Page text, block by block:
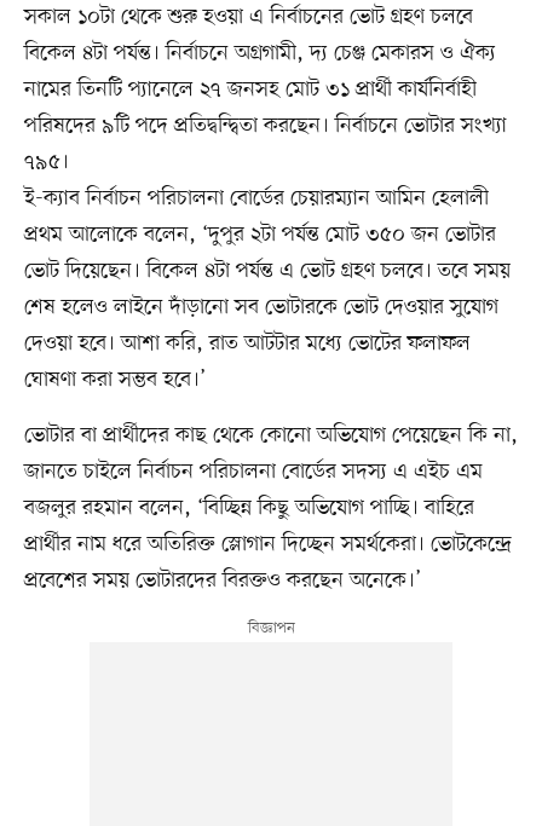
সকাল ১০টা থেকে শুরু হওয়া এ নির্বাচনের ভোট গ্রহণ চলবে
বিকেল ৪টা পর্যন্ত। নির্বাচনে অগ্রগামী, দ্য চেঞ্জ মেকারস ও ঐক্য
নামের তিনটি প্যানেলে ২৭ জনসহ মোট ৩১ প্রার্থী কার্যনির্বাহী
পরিষদের ৯টি পদে প্রতিদ্বন্দ্বিতা করছেন। নির্বাচনে ভোটার সংখ্যা
৭৯৫।
ই-ক্যাব নির্বাচন পরিচালনা বোর্ডের চেয়ারম্যান আমিন হেলালী
প্রথম আলোকে বলেন, ‘দুপুর ২টা পর্যন্ত মোট ৩৫০ জন ভোটার
ভোট দিয়েছেন। বিকেল ৪টা পর্যন্ত এ ভোট গ্রহণ চলবে। তবে সময়
শেষ হলেও লাইনে দাঁড়ানো সব ভোটারকে ভোট দেওয়ার সুযোগ
দেওয়া হবে। আশা করি, রাত আটটার মধ্যে ভোটের ফলাফল
ঘোষণা করা সম্ভব হবে।’
ভোটার বা প্রার্থীদের কাছ থেকে কোনো অভিযোগ পেয়েছেন কি না,
জানতে চাইলে নির্বাচন পরিচালনা বোর্ডের সদস্য এ এইচ এম
বজলুর রহমান বলেন, ‘বিচ্ছিন্ন কিছু অভিযোগ পাচ্ছি। বাহিরে
প্রার্থীর নাম ধরে অতিরিক্ত স্লোগান দিচ্ছেন সমর্থকেরা। ভোটকেন্দ্রে
প্রবেশের সময় ভোটারদের বিরক্তও করছেন অনেকে।’